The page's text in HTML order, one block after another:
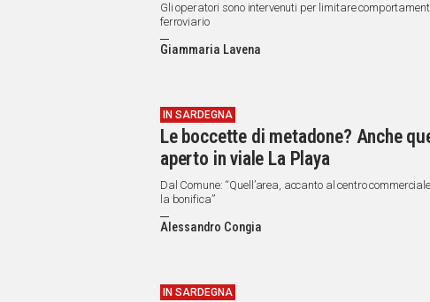
Gli operatori sono intervenuti per limitare
ferroviario
Giammaria Lavena
IN SARDEGNA
Le boccette di metadone? Anche
aperto in viale La Playa
Dal Comune: “Quell’area, accanto al centro
la bonifica”
Alessandro Congia
IN SARDEGNA